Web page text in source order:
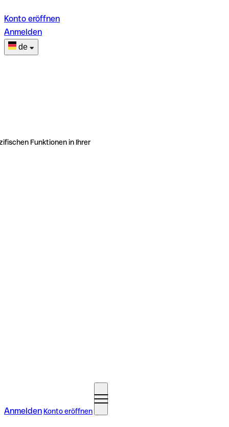
Konto eröffnen
Anmelden
de
Funktionen in Ihrer
Anmelden Konto eröffnen